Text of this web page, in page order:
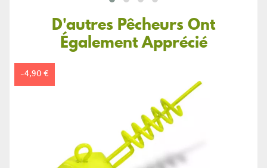
D'autres Pêcheurs Ont
Également Apprécié
-4,90 €